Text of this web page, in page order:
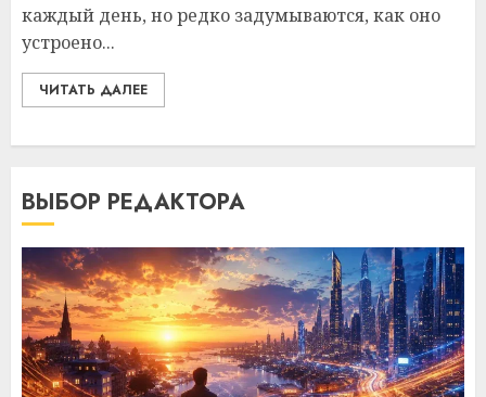
каждый день, но редко задумываются, как оно
устроено...
ЧИТАТЬ ДАЛЕЕ
ВЫБОР РЕДАКТОРА